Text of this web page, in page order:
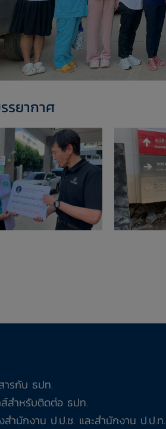
รยากาศ
ารกับ ธปท.
สำหรับติดต่อ ธปท.
สำนักงาน ป.ป.ช. และสำนักงาน ป.ป.ท.